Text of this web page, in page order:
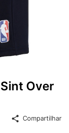
Over
Compartilhar